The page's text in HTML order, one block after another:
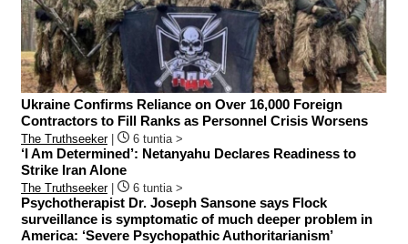
Ukraine Confirms Reliance on Over 16,000 Foreign
Contractors to Fill Ranks as Personnel Crisis Worsens
The Truthseeker| 6 tuntia >
‘I Am Determined’: Netanyahu Declares Readiness to
Strike Iran Alone
The Truthseeker| 6 tuntia >
Psychotherapist Dr. Joseph Sansone says Flock
surveillance is symptomatic of much deeper problem in
America: ‘Severe Psychopathic Authoritarianism’